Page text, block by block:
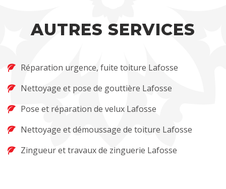
AUTRES SERVICES
Réparation urgence, fuite toiture Lafosse
Nettoyage et pose de gouttière Lafosse
Pose et réparation de velux Lafosse
Nettoyage et démoussage de toiture Lafosse
Zingueur et travaux de zinguerie Lafosse